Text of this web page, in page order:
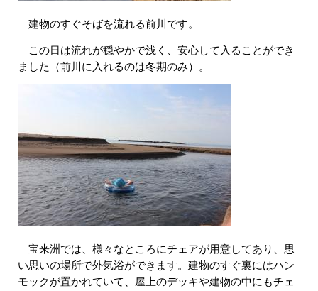
​ 建物のすぐそばを流れる前川です。
この日は流れが穏やかで浅く、安心して入ることができ
ました（前川に入れるのは冬期のみ）​。
宝来洲では、様々なところにチェアが用意してあり、思
い思いの場所で外気浴ができます。建物のすぐ裏にはハン
モックが置かれていて、屋上のデッキや建物の中にもチェ